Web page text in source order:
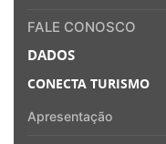
FALE CONOSCO
DADOS
CONECTA TURISMO
Apresentação